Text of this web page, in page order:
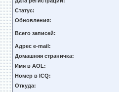
Статус:
Обновления:
Всего записей:
Адрес e-mail:
Домашняя страничка:
Имя в AOL:
Номер в ICQ:
Откуда: